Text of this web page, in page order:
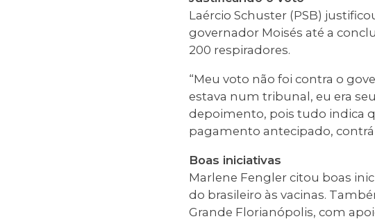
Laércio Schuster (PSB)
governador Moisés até a
200 respiradores.
“Meu voto não foi contra o
estava num tribunal, eu era
depoimento, pois tudo indica
pagamento antecipado,
Boas iniciativas
Marlene Fengler citou boas
do brasileiro às vacinas.
Grande Florianópolis, com